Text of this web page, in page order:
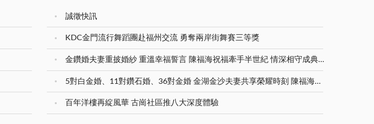
誠徵快訊
KDC金門流行舞蹈團赴福州交流 勇奪兩岸街舞賽三等獎
金鑽婚夫妻重披婚紗 重溫幸福誓言 陳福海祝福牽手半世紀 情深相守成典範
5對白金婚、11對鑽石婚、36對金婚 金湖金沙夫妻共享榮耀時刻 陳福海表揚金鑽婚夫妻 向半世紀相守家庭典範致敬
百年洋樓再綻風華 古崗社區推八大深度體驗